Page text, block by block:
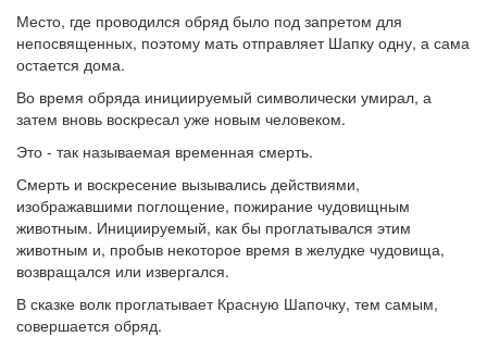
Место, где проводился обряд было под запретом для
непосвященных, поэтому мать отправляет Шапку одну, а сама
остается дома.
Во время обряда инициируемый символически умирал, а
затем вновь воскресал уже новым человеком.
Это - так называемая временная смерть.
Смерть и воскресение вызывались действиями,
изображавшими поглощение, пожирание чудовищным
животным. Инициируемый, как бы проглатывался этим
животным и, пробыв некоторое время в желудке чудовища,
возвращался или извергался.
В сказке волк проглатывает Красную Шапочку, тем самым,
совершается обряд.